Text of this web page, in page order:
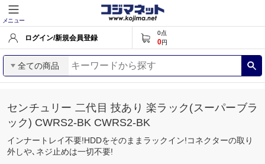
メニュー
ログイン/新規会員登録
0点
0円
全ての商品
センチュリー 二代目 技あり 楽ラック(スーパーブラ
ック) CWRS2-BK CWRS2-BK
インナートレイ不要!HDDをそのままラックイン!コネクターの取り
外しや､ネジ止めは一切不要!